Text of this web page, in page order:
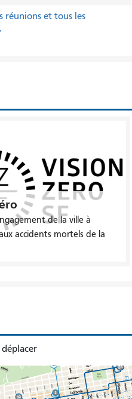
réunions et tous les
de la ville à
accidents mortels de la